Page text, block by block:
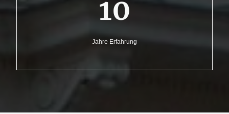
10
Jahre Erfahrung